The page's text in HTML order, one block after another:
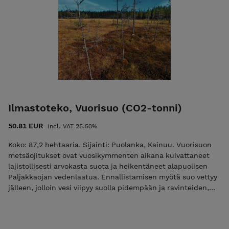
erityisen merkittävät vajaan kahden hehtaarin kokoisella
entisellä turvepellolla. Varsin rehevän Teerisuon
laajennusosan vanhat pelto- ja metsäojitukset ovat
vuosikymmenten ajan kuljettaneet vettä, ravinteita ja
kiintoainesta suoraan vesistöllisesti erittäin arvokkaaseen
Tervajokeen. Ennallistamisen myötä veden virtausta
hidastetaan, ojat tukitaan ja vedet ohjataan kulkemaan suon
pinnan kautta, jolloin suo alkaa jälleen toimia luonnollisena
vesiin laskemista, millä on erityisen suuri positiivinen
vaikutus suon alapuolisiin vesistöihin. Ostokset näkyvät
Suorekisterissä.
Ilmastoteko, Vuorisuo (CO2-tonni)
50.81 EUR Incl. VAT 25.50%
Koko: 87,2 hehtaaria. Sijainti: Puolanka, Kainuu. Vuorisuon
metsäojitukset ovat vuosikymmenten aikana kuivattaneet
lajistollisesti arvokasta suota ja heikentäneet alapuolisen
Paljakkaojan vedenlaatua. Ennallistamisen myötä suo vettyy
jälleen, jolloin vesi viipyy suolla pidempään ja ravinteiden,